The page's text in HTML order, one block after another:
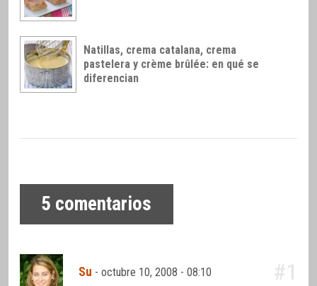
Natillas, crema catalana, crema
pastelera y crème brûlée: en qué se
diferencian
5 comentarios
Su -octubre 10, 2008 - 08:10 #1